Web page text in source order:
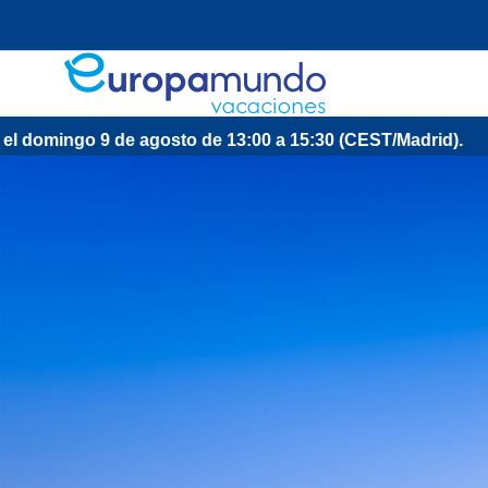
de 13:00 a 15:30 (CEST/Madrid).